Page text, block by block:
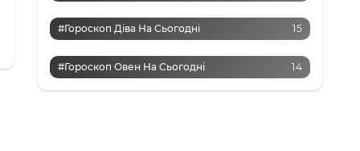
#Гороскоп Діва На Сьогодні 15
#Гороскоп Овен На Сьогодні 14